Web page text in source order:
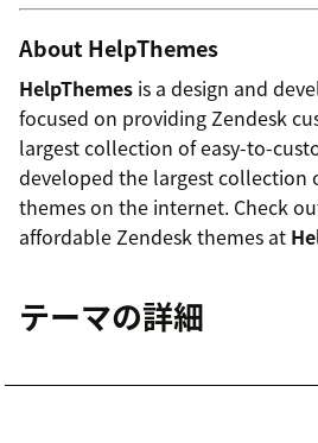
About HelpThemes
HelpThemes is a design and
focused on providing Zendesk
largest collection of easy-to-
developed the largest collection
themes on the internet. Check
affordable Zendesk themes at
テーマの詳細